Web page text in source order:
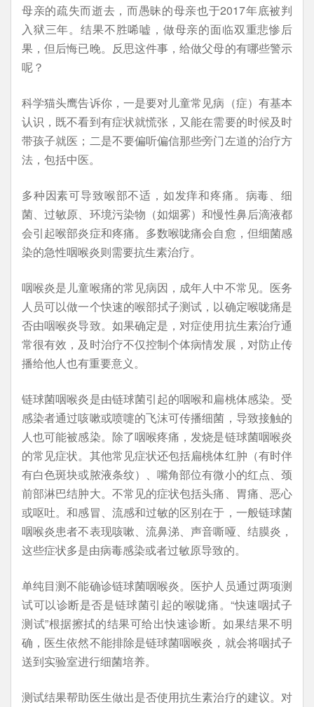
母亲的疏失而逝去，而愚昧的母亲也于2017年底被判
入狱三年。结果不胜唏嘘，做母亲的面临双重悲惨后
果，但后悔已晚。反思这件事，给做父母的有哪些警示
呢？
科学猫头鹰告诉你，一是要对儿童常见病（症）有基本
认识，既不看到有症状就慌张，又能在需要的时候及时
带孩子就医；二是不要偏听偏信那些旁门左道的治疗方
法，包括中医。
多种因素可导致喉部不适，如发痒和疼痛。病毒、细
菌、过敏原、环境污染物（如烟雾）和慢性鼻后滴液都
会引起喉部炎症和疼痛。多数喉咙痛会自愈，但细菌感
染的急性咽喉炎则需要抗生素治疗。
咽喉炎是儿童喉痛的常见病因，成年人中不常见。医务
人员可以做一个快速的喉部拭子测试，以确定喉咙痛是
否由咽喉炎导致。如果确定是，对症使用抗生素治疗通
常很有效，及时治疗不仅控制个体病情发展，对防止传
播给他人也有重要意义。
链球菌咽喉炎是由链球菌引起的咽喉和扁桃体感染。受
感染者通过咳嗽或喷嚏的飞沫可传播细菌，导致接触的
人也可能被感染。除了咽喉疼痛，发烧是链球菌咽喉炎
的常见症状。其他常见症状还包括扁桃体红肿（有时伴
有白色斑块或脓液条纹）、嘴角部位有微小的红点、颈
前部淋巴结肿大。不常见的症状包括头痛、胃痛、恶心
或呕吐。和感冒、流感和过敏的区别在于，一般链球菌
咽喉炎患者不表现咳嗽、流鼻涕、声音嘶哑、结膜炎，
这些症状多是由病毒感染或者过敏原导致的。
单纯目测不能确诊链球菌咽喉炎。医护人员通过两项测
试可以诊断是否是链球菌引起的喉咙痛。“快速咽拭子
测试”根据擦拭的结果可给出快速诊断。如果结果不明
确，医生依然不能排除是链球菌咽喉炎，就会将咽拭子
送到实验室进行细菌培养。
测试结果帮助医生做出是否使用抗生素治疗的建议。对